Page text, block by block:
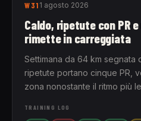
W31 1 agosto 2026
Caldo, ripetute con PR
rimette in carreggiata
Settimana da 64 km segnata
ripetute portano cinque PR,
zona nonostante il ritmo più
TRAINING LOG